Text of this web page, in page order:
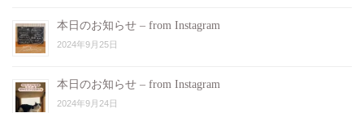
本日のお知らせ – from Instagram
2024年9月25日
本日のお知らせ – from Instagram
2024年9月24日